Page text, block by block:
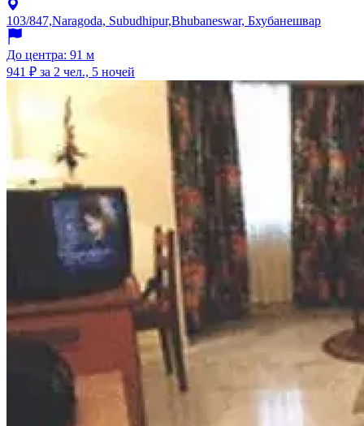
103/847,Naragoda, Subudhipur,Bhubaneswar, Бхубанешвар
До центра: 91 м
941 ₽ за 2 чел., 5 ночей